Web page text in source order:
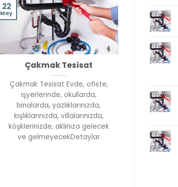
Çakmak Tesisat
Çakmak Tesisat Evde, ofiste,
işyerlerinde, okullarda,
binalarda, yazlıklarınızda,
kışlıklarınızda, villalarınızda,
köşklerinizde, aklınıza gelecek
ve gelmeyecekDetaylar
22
May